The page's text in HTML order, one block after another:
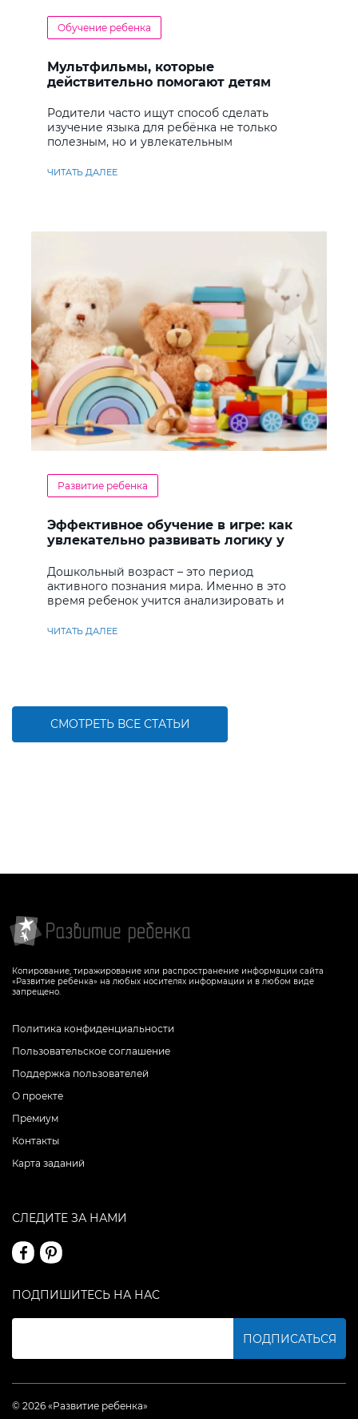
Обучение ребенка
Мультфильмы, которые
действительно помогают детям
Родители часто ищут способ сделать
изучение языка для ребёнка не только
полезным, но и увлекательным
ЧИТАТЬ ДАЛЕЕ
Развитие ребенка
Эффективное обучение в игре: как
увлекательно развивать логику у
Дошкольный возраст – это период
активного познания мира. Именно в это
время ребенок учится анализировать и
ЧИТАТЬ ДАЛЕЕ
СМОТРЕТЬ ВСЕ СТАТЬИ
Копирование, тиражирование или распространение информации сайта
«Развитие ребенка» на любых носителях информации и в любом виде
запрещено.
Политика конфиденциальности
Пользовательское соглашение
Поддержка пользователей
О проекте
Премиум
Контакты
Карта заданий
СЛЕДИТЕ ЗА НАМИ
ПОДПИШИТЕСЬ НА НАС
ПОДПИСАТЬСЯ
© 2026 «Развитие ребенка»